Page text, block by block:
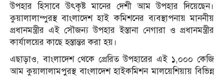
উপহার হিসাবে উৎকৃষ্ট মানের দেশী আম উপহার দিয়েছেন।
কুয়ালালাম্পুরস্থ বাংলাদেশ হাই কমিশনের ব্যবস্থাপনায় মাননীয়
প্রধানমন্ত্রীর এই সৌজন্য উপহার ইস্তানা নেগারা ও প্রধানমন্ত্রীর
কার্যালয়ের কাছে হস্তান্তর করা হয়।
এছাড়াও, বাংলাদেশ থেকে প্রেরিত উপহারের এই ১,০০০ কেজি
আম কুয়ালালামপুরস্থ বাংলাদেশ হাইকমিশন মালয়েশিয়ায় বিভিন্ন